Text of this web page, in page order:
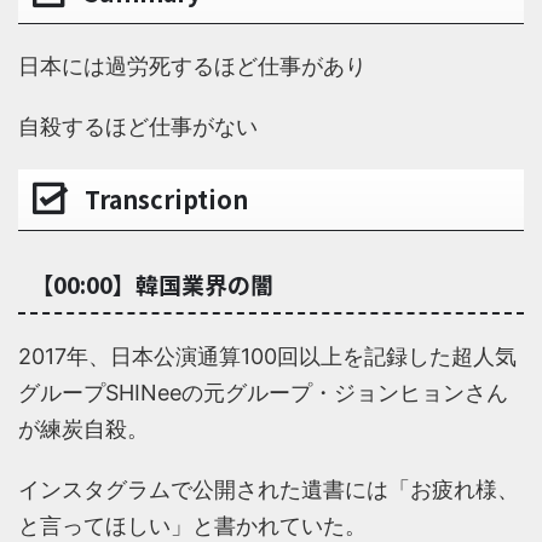
日本には過労死するほど仕事があり
自殺するほど仕事がない
Transcription
【00:00】韓国業界の闇
2017年、日本公演通算100回以上を記録した超人気
グループSHINeeの元グループ・ジョンヒョンさん
が練炭自殺。
インスタグラムで公開された遺書には「お疲れ様、
と言ってほしい」と書かれていた。